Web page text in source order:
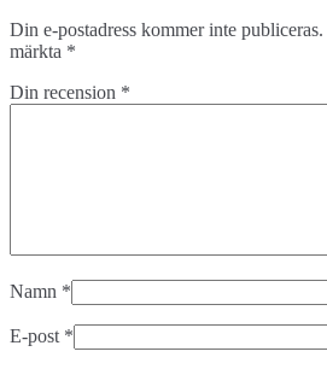
Din e-postadress kommer inte publiceras.
märkta *
Din recension *
Namn *
E-post *